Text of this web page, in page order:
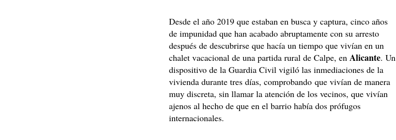
Desde el año 2019 que estaban en busca y captura, cinco años
de impunidad que han acabado abruptamente con su arresto
después de descubrirse que hacía un tiempo que vivían en un
chalet vacacional de una partida rural de Calpe, enAlicante. Un
dispositivo de la Guardia Civil vigiló las inmediaciones de la
vivienda durante tres días, comprobando que vivían de manera
muy discreta, sin llamar la atención de los vecinos, que vivían
ajenos al hecho de que en el barrio había dos prófugos
internacionales.